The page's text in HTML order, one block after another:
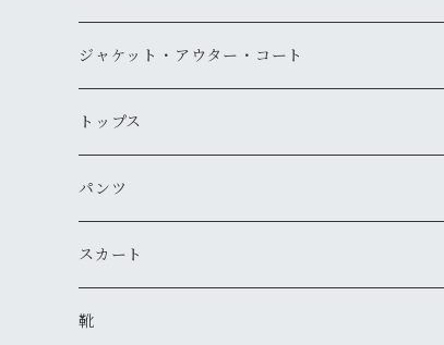
ジャケット・アウター・コート
デニムジャケット
古着
新品
レザージャケット
古着
新品
ミリタリージャケット
古着
ダウンジャケット
トップス
ニット・セーター
古着
新品
カーディガン
Tシャツ・カットソー（半袖・袖無し）
パンツ
デニム・ジーンズ
古着
ワークパンツ
スカート
古着
靴